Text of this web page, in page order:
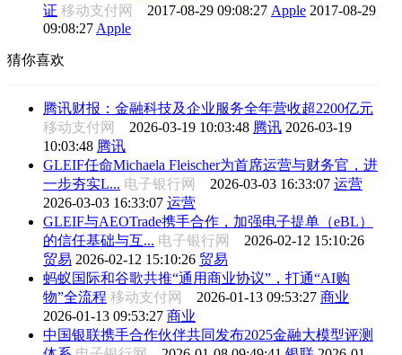
证 移动支付网 2017-08-29 09:08:27 Apple 2017-08-29
09:08:27 Apple
猜你喜欢
腾讯财报：金融科技及企业服务全年营收超2200亿元
移动支付网 2026-03-19 10:03:48 腾讯 2026-03-19
10:03:48 腾讯
GLEIF任命Michaela Fleischer为首席运营与财务官，进
一步夯实L... 电子银行网 2026-03-03 16:33:07 运营
2026-03-03 16:33:07 运营
GLEIF与AEOTrade携手合作，加强电子提单（eBL）
的信任基础与互... 电子银行网 2026-02-12 15:10:26
贸易 2026-02-12 15:10:26 贸易
蚂蚁国际和谷歌共推“通用商业协议”，打通“AI购
物”全流程 移动支付网 2026-01-13 09:53:27 商业
2026-01-13 09:53:27 商业
中国银联携手合作伙伴共同发布2025金融大模型评测